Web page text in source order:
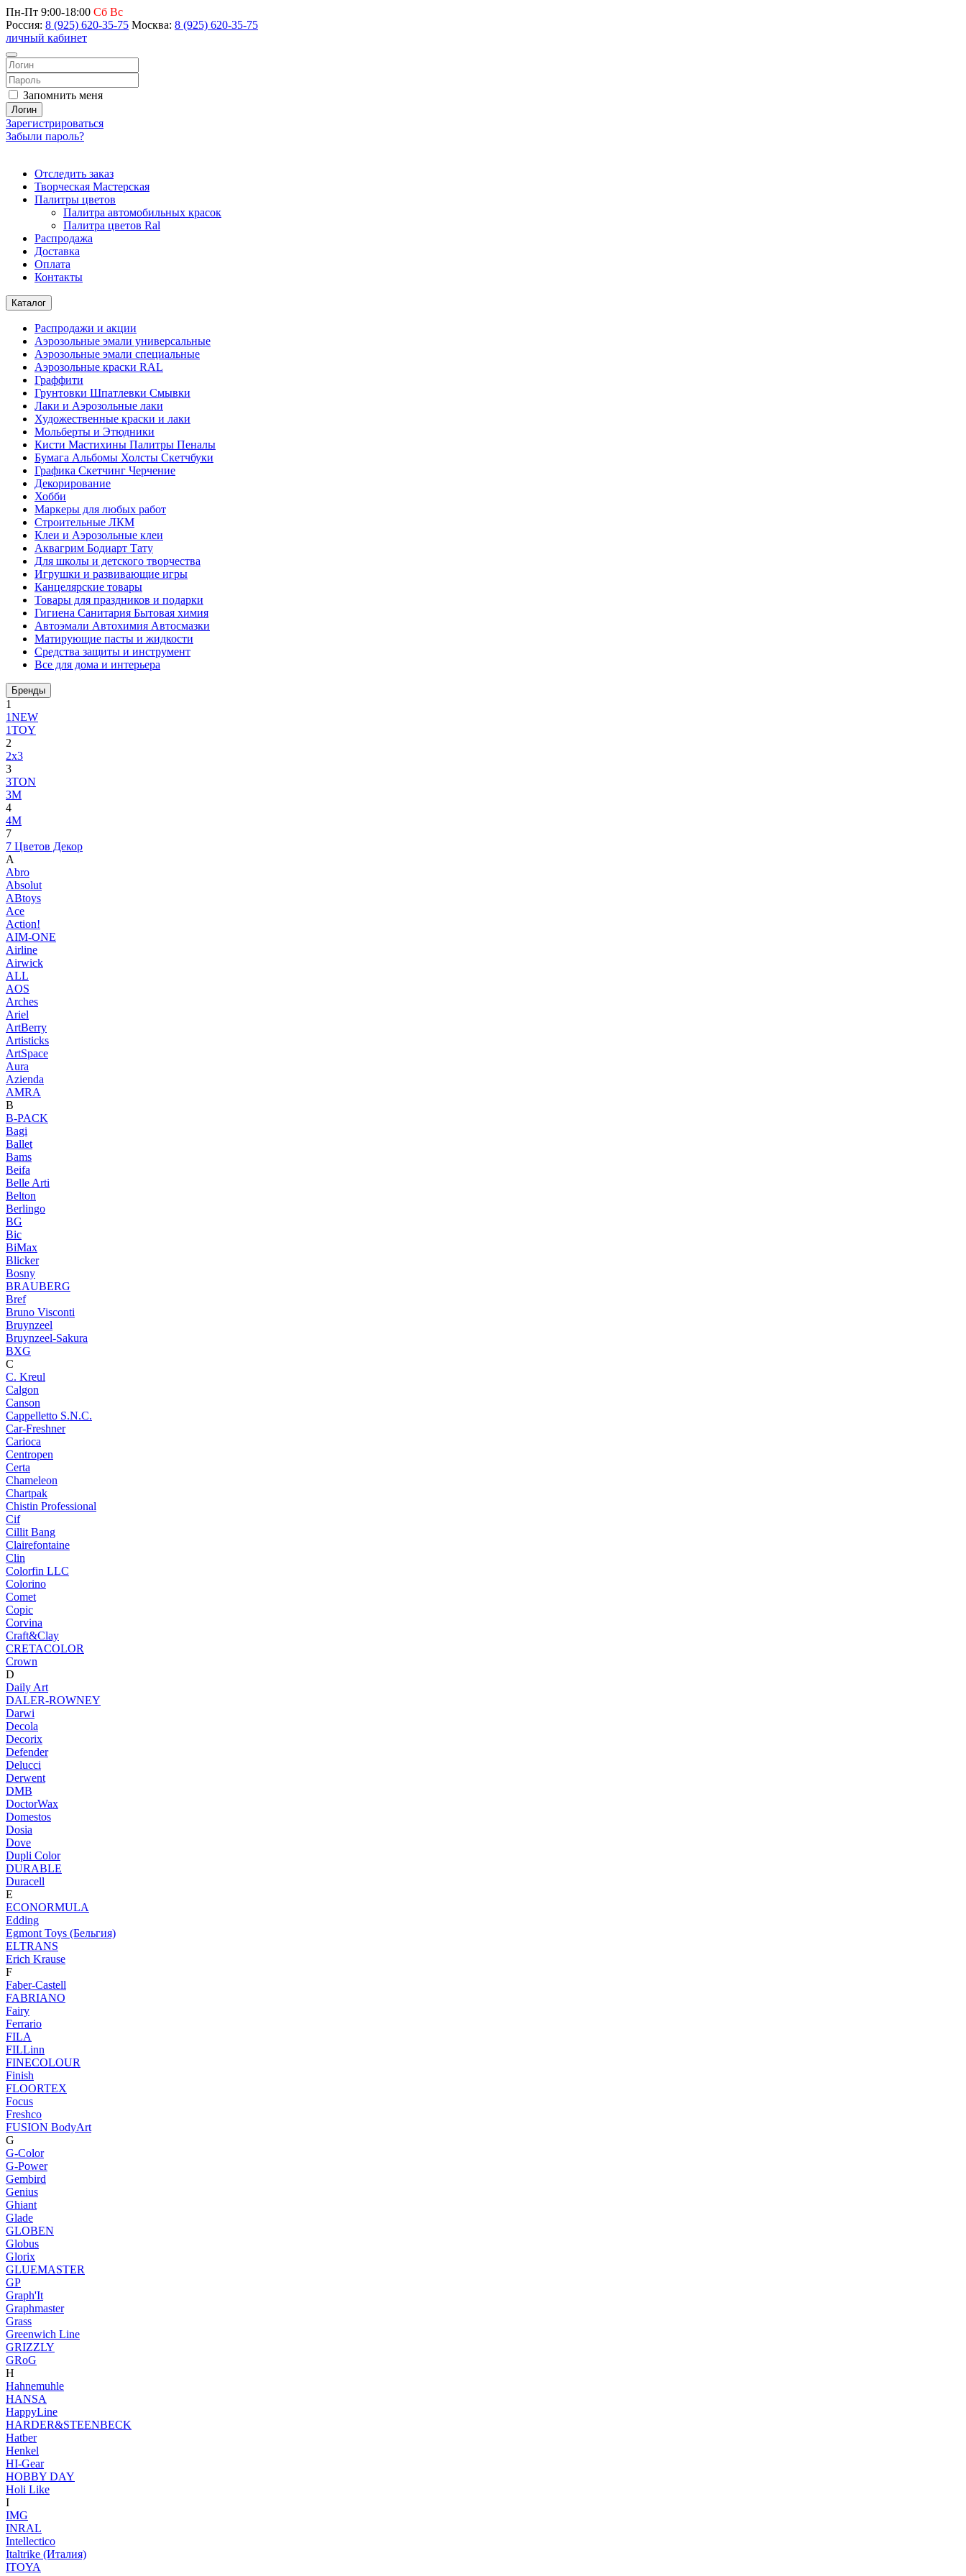
Пн-Пт 9:00-18:00 Сб Вс
Россия: 8 (925) 620-35-75 Москва: 8 (925) 620-35-75
личный кабинет
Запомнить меня
Логин
Зарегистрироваться
Забыли пароль?
Отследить заказ
Творческая Мастерская
Палитры цветов
Палитра автомобильных красок
Палитра цветов Ral
Распродажа
Доставка
Оплата
Контакты
Каталог
Распродажи и акции
Аэрозольные эмали универсальные
Аэрозольные эмали специальные
Аэрозольные краски RAL
Граффити
Грунтовки Шпатлевки Смывки
Лаки и Аэрозольные лаки
Художественные краски и лаки
Мольберты и Этюдники
Кисти Мастихины Палитры Пеналы
Бумага Альбомы Холсты Скетчбуки
Графика Скетчинг Черчение
Декорирование
Хобби
Маркеры для любых работ
Строительные ЛКМ
Клеи и Аэрозольные клеи
Аквагрим Бодиарт Тату
Для школы и детского творчества
Игрушки и развивающие игры
Канцелярские товары
Товары для праздников и подарки
Гигиена Санитария Бытовая химия
Автоэмали Автохимия Автосмазки
Матирующие пасты и жидкости
Средства защиты и инструмент
Все для дома и интерьера
Бренды
1
1NEW
1TOY
2
2x3
3
3TON
3М
4
4M
7
7 Цветов Декор
A
Abro
Absolut
ABtoys
Ace
Action!
AIM-ONE
Airline
Airwick
ALL
AOS
Arches
Ariel
ArtBerry
Artisticks
ArtSpace
Aura
Azienda
AМRA
B
B-PACK
Bagi
Ballet
Bams
Beifa
Belle Arti
Belton
Berlingo
BG
Bic
BiMax
Blicker
Bosny
BRAUBERG
Bref
Bruno Visconti
Bruynzeel
Bruynzeel-Sakura
BXG
C
C. Kreul
Calgon
Canson
Cappelletto S.N.C.
Car-Freshner
Carioca
Centropen
Certa
Chameleon
Chartpak
Chistin Professional
Cif
Cillit Bang
Clairefontaine
Clin
Colorfin LLC
Colorino
Comet
Copic
Corvina
Craft&Clay
CRETACOLOR
Crown
D
Daily Art
DALER-ROWNEY
Darwi
Decola
Decorix
Defender
Delucci
Derwent
DMB
DoctorWax
Domestos
Dosia
Dove
Dupli Color
DURABLE
Duracell
E
ECONORMULA
Edding
Egmont Toys (Бельгия)
ELTRANS
Erich Krause
F
Faber-Castell
FABRIANO
Fairy
Ferrario
FILA
FILLinn
FINECOLOUR
Finish
FLOORTEX
Focus
Freshco
FUSION BodyArt
G
G-Color
G-Power
Gembird
Genius
Ghiant
Glade
GLOBEN
Globus
Glorix
GLUEMASTER
GP
Graph'It
Graphmaster
Grass
Greenwich Line
GRIZZLY
GRoG
H
Hahnemuhle
HANSA
HappyLine
HARDER&STEENBECK
Hatber
Henkel
HI-Gear
HOBBY DAY
Holi Like
I
IMG
INRAL
Intellectico
Italtrike (Италия)
ITOYA